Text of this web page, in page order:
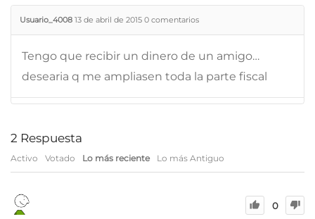
Usuario_4008 13 de abril de 2015 0 comentarios
Tengo que recibir un dinero de un amigo…
desearia q me ampliasen toda la parte fiscal
2 Respuesta
Activo Votado Lo más reciente Lo más Antiguo
0